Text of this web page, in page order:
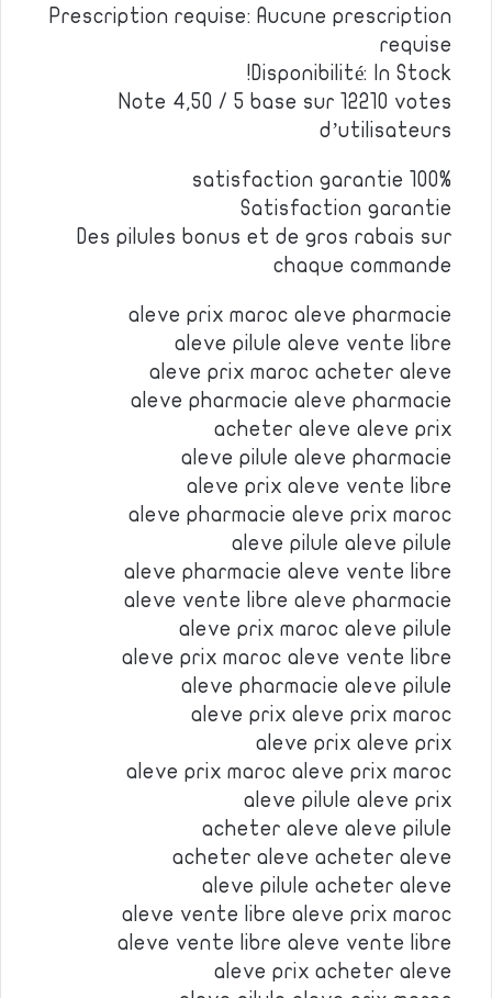
Prescription requise: Aucune prescription
requise
Disponibilité: In Stock!
Note 4,50 / 5 base sur 12210 votes
d’utilisateurs
100% satisfaction garantie
Satisfaction garantie
Des pilules bonus et de gros rabais sur
chaque commande
aleve prix maroc aleve pharmacie
aleve pilule aleve vente libre
aleve prix maroc acheter aleve
aleve pharmacie aleve pharmacie
acheter aleve aleve prix
aleve pilule aleve pharmacie
aleve prix aleve vente libre
aleve pharmacie aleve prix maroc
aleve pilule aleve pilule
aleve pharmacie aleve vente libre
aleve vente libre aleve pharmacie
aleve prix maroc aleve pilule
aleve prix maroc aleve vente libre
aleve pharmacie aleve pilule
aleve prix aleve prix maroc
aleve prix aleve prix
aleve prix maroc aleve prix maroc
aleve pilule aleve prix
acheter aleve aleve pilule
acheter aleve acheter aleve
aleve pilule acheter aleve
aleve vente libre aleve prix maroc
aleve vente libre aleve vente libre
aleve prix acheter aleve